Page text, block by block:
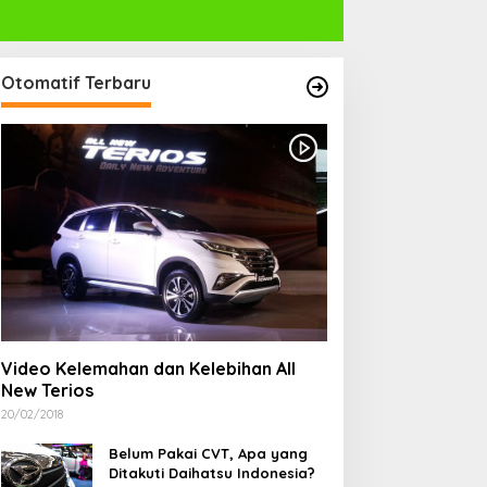
Otomatif Terbaru
Video Kelemahan dan Kelebihan All
New Terios
20/02/2018
Belum Pakai CVT, Apa yang
Ditakuti Daihatsu Indonesia?